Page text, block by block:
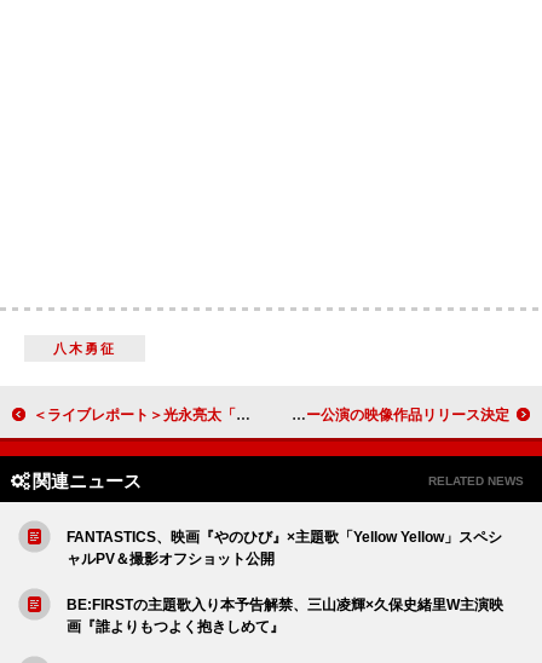
八木勇征
＜ライブレポート＞光永亮太「夢のよう……」FLYING KIDS／岸谷香を迎えた音楽イベントでSPコラボ LUNA SEA、35周年記念ツアーより東京ガーデンシアター公演の映像作品リリース決定
関連ニュース RELATED NEWS
FANTASTICS、映画『やのひび』×主題歌「Yellow Yellow」スペシ
ャルPV＆撮影オフショット公開
BE:FIRSTの主題歌入り本予告解禁、三山凌輝×久保史緒里W主演映
画『誰よりもつよく抱きしめて』